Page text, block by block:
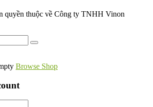
quyền thuộc về Công ty TNHH Vinon
Browse Shop